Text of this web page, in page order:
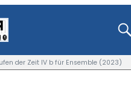
der Zeit IV b für Ensemble (2023)